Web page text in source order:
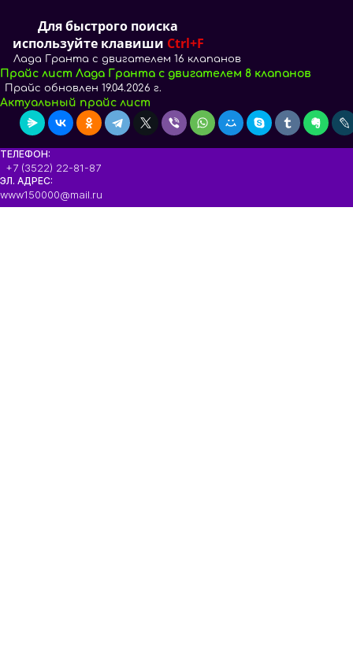
Для быстрого поиска
используйте клавиши Ctrl+F
Лада Гранта с двигателем 16 клапанов
Прайс лист Лада Гранта с двигателем 8 клапанов
Прайс обновлен 19.04.2026 г.
Актуальный прайс лист
ТЕЛЕФОН:
+7 (3522) 22-81-87
ЭЛ. АДРЕС:
www150000@mail.ru